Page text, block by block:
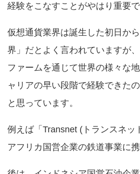
経験をこなすことがやはり重要で
仮想通貨業界は誕生した初日か
界」だとよく言われていますが
ファームを通じて世界の様々な
ャリアの早い段階で経験できた
と思っています。
例えば「Transnet (トランスネッ
アフリカ国営企業の鉄道事業に携